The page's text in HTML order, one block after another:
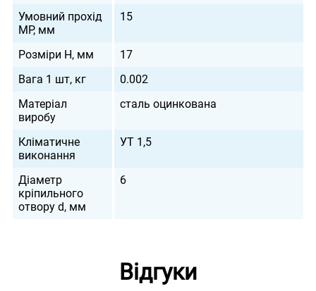
Умовний прохід
МР, мм
15
Розміри H, мм
17
Вага 1 шт, кг
0.002
Матеріал
виробу
сталь оцинкована
Кліматичне
виконання
УТ 1,5
Діаметр
кріпильного
отвору d, мм
6
Відгуки